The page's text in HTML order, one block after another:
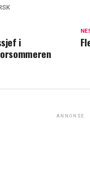
i
ANNONSE